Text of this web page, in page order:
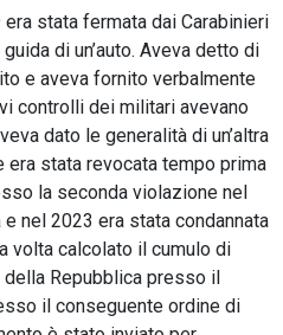
stata fermata dai Carabinieri
di un’auto. Aveva detto di
e aveva fornito verbalmente
controlli dei militari avevano
dato le generalità di un’altra
era stata revocata tempo prima
la seconda violazione nel
nel 2023 era stata condannata
volta calcolato il cumulo di
della Repubblica presso il
il conseguente ordine di